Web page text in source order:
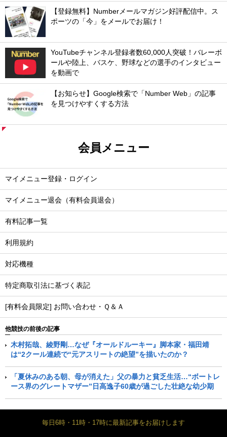
【登録無料】Numberメールマガジン好評配信中。ス
ポーツの「今」をメールでお届け！
YouTubeチャンネル登録者数60,000人突破！バレーボ
ールや陸上、バスケ、野球などの選手のインタビュー
を動画で
【お知らせ】Google検索で「Number Web」の記事
を見つけやすくする方法
会員メニュー
マイメニュー登録・ログイン
マイメニュー退会（有料会員退会）
有料記事一覧
利用規約
対応機種
特定商取引法に基づく表記
[有料会員限定] お問い合わせ・Ｑ＆Ａ
他競技の前後の記事
木村拓哉、綾野剛…なぜ『オールドルーキー』脚本家・福田靖
は“2クール連続で“元アスリートの絶望”を描いたのか？
「夏休みのある朝、母が消えた」父の暴力と貧乏生活…“ボートレ
ース界のグレートマザー”日高逸子60歳が過ごした壮絶な幼少期
毎日6時・11時・17時に最新記事をお届けします